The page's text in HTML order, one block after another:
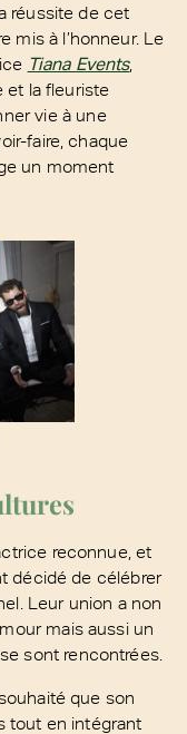
réussite de cet
mis à l’honneur. Le
Tiana Events,
et la fleuriste
vie à une
faire, chaque
un moment
reconnue, et
décidé de célébrer
Leur union a non
mais aussi un
sont rencontrées.
que son
tout en intégrant